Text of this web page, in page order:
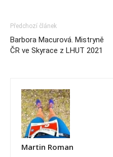
Předchozí článek
Barbora Macurová. Mistryně
ČR ve Skyrace z LHUT 2021
Martin Roman